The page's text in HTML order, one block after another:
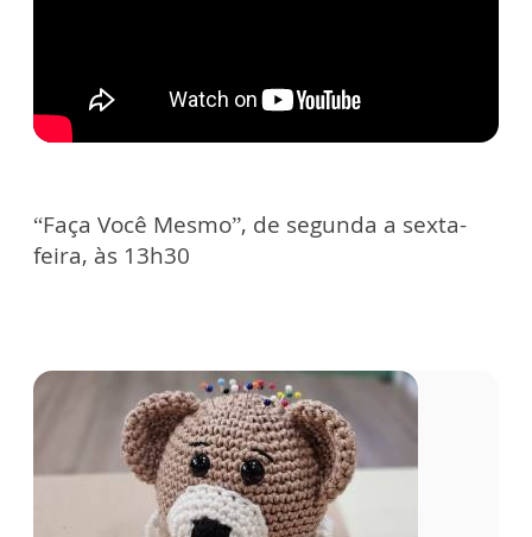
“Faça Você Mesmo”, de segunda a sexta-
feira, às 13h30